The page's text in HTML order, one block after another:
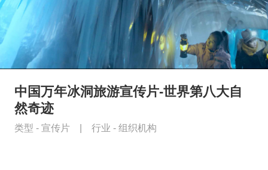
中国万年冰洞旅游宣传片-世界第八大自
然奇迹
类型 - 宣传片 行业 - 组织机构